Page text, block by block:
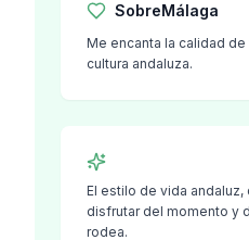
SobreMálaga
Me encanta la calidad
cultura andaluza.
El estilo de vida andaluz,
disfrutar del momento y
rodea.